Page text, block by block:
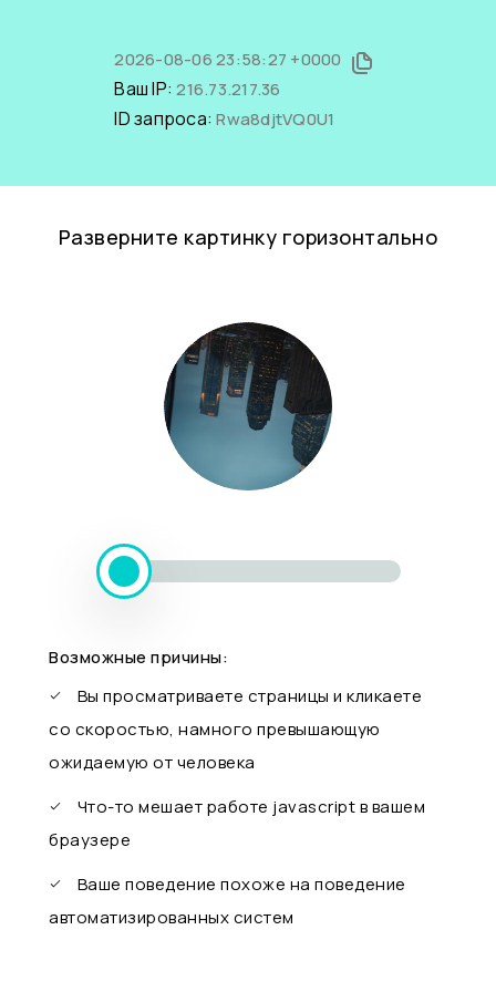
2026-08-06 23:58:27 +0000
Ваш IP:216.73.217.36
ID запроса:Rwa8djtVQ0U1
Разверните картинку горизонтально
Возможные причины:
Вы просматриваете страницы и кликаете
со скоростью, намного превышающую
ожидаемую от человека
Что-то мешает работе javascript в вашем
браузере
Ваше поведение похоже на поведение
автоматизированных систем